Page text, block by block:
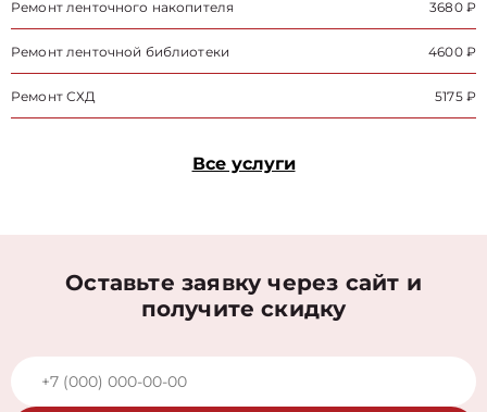
Ремонт ленточного накопителя 3680 ₽
Ремонт ленточной библиотеки 4600 ₽
Ремонт СХД 5175 ₽
Все услуги
Оставьте заявку через сайт и
получите скидку